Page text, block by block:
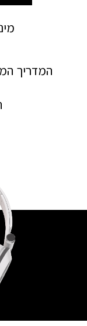
המדריך